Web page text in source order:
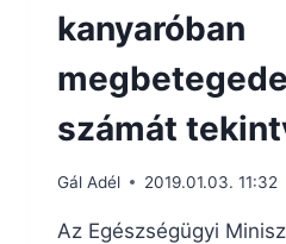
kanyaróban
számát
Gál Adél 2019.01.03. 11:32
Az Egészségügyi